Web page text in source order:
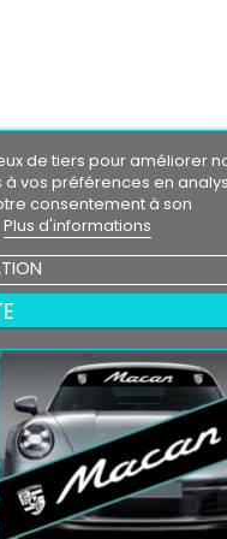
de pose.
sous votre entière
:
de tiers pour améliorer
vos préférences en
consentement à son
Plus d'informations